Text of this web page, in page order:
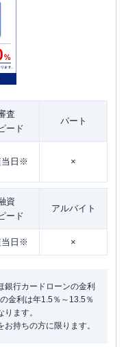
査
ード
パート
当日※ ×
資
ード
アルバイト
当日※ ×
行カードローンの金利
金利は年1.5％～13.5％
ます。
持ちの方に限ります。